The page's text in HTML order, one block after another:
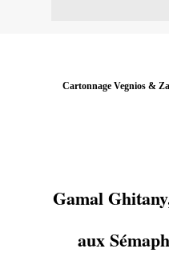
Cartonnage Vegnios &
Gamal
aux